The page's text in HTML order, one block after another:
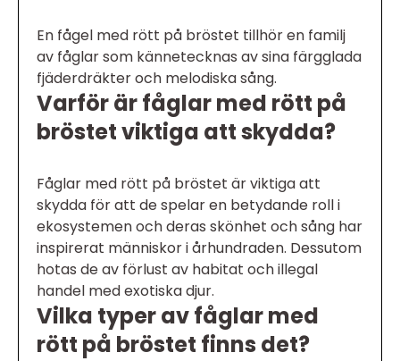
En fågel med rött på bröstet tillhör en familj
av fåglar som kännetecknas av sina färgglada
fjäderdräkter och melodiska sång.
Varför är fåglar med rött på
bröstet viktiga att skydda?
Fåglar med rött på bröstet är viktiga att
skydda för att de spelar en betydande roll i
ekosystemen och deras skönhet och sång har
inspirerat människor i århundraden. Dessutom
hotas de av förlust av habitat och illegal
handel med exotiska djur.
Vilka typer av fåglar med
rött på bröstet finns det?